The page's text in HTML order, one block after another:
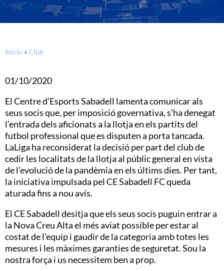
Inicio »Club
01/10/2020
El Centre d’Esports Sabadell lamenta comunicar als
seus socis que, per imposició governativa, s’ha denegat
l’entrada dels aficionats a la llotja en els partits del
futbol professional que es disputen a porta tancada.
LaLiga ha reconsiderat la decisió per part del club de
cedir les localitats de la llotja al públic general en vista
de l’evolució de la pandèmia en els últims dies. Per tant,
la iniciativa impulsada pel CE Sabadell FC queda
aturada fins a nou avís.
El CE Sabadell desitja que els seus socis puguin entrar a
la Nova Creu Alta el més aviat possible per estar al
costat de l’equip i gaudir de la categoria amb totes les
mesures i les màximes garanties de seguretat. Sou la
nostra força i us necessitem ben a prop.